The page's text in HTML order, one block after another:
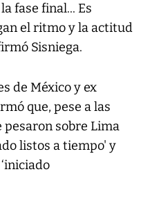
fase final... Es
el ritmo y la actitud
Sisniega.
de México y ex
que, pese a las
sobre Lima
listos a tiempo' y